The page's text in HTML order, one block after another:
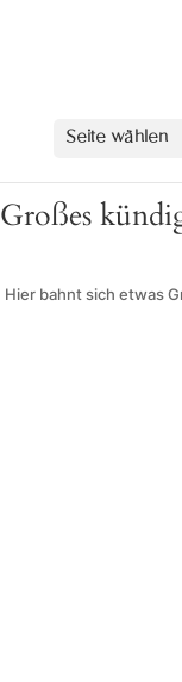
Seite wählen
Großes
Hier bahnt sich etwas